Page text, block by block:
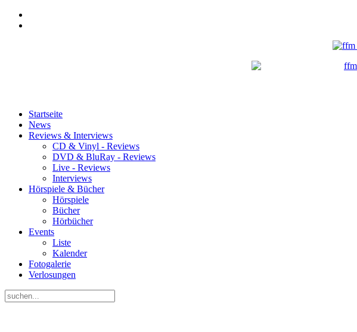
Startseite
News
Reviews & Interviews
CD & Vinyl - Reviews
DVD & BluRay - Reviews
Live - Reviews
Interviews
Hörspiele & Bücher
Hörspiele
Bücher
Hörbücher
Events
Liste
Kalender
Fotogalerie
Verlosungen